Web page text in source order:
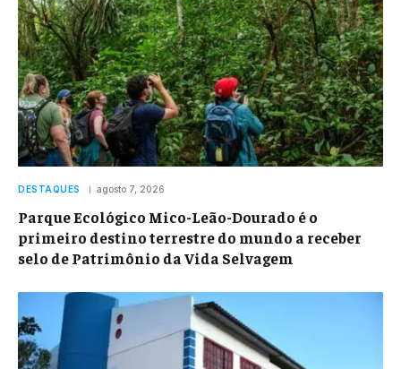
DESTAQUES agosto 7, 2026
Parque Ecológico Mico-Leão-Dourado é o
primeiro destino terrestre do mundo a receber
selo de Patrimônio da Vida Selvagem